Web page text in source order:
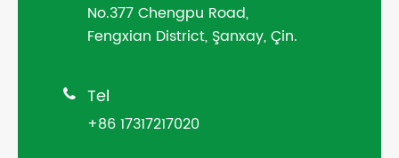
No.377 Chengpu Road,
Fengxian District, Şanxay, Çin.
 Tel
+86 17317217020